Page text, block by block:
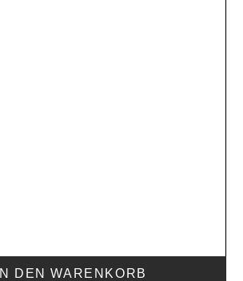
IN DEN WARENKORB